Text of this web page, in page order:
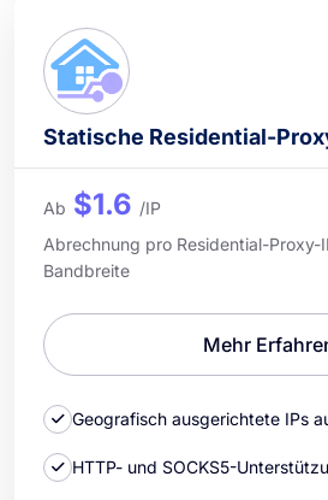
Statische Residential-
Ab $1.6 /IP
Abrechnung pro Residential-
Bandbreite
Mehr
Geografisch ausgerichtete IPs
HTTP- und SOCKS5-